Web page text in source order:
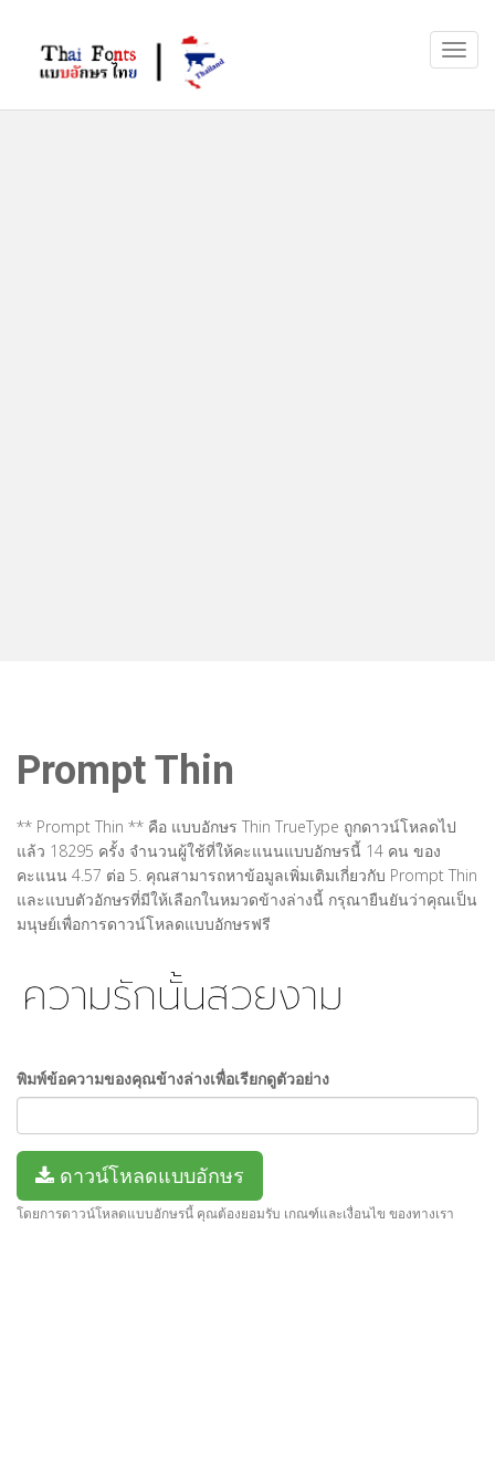
Prompt Thin
** Prompt Thin ** คือ แบบอักษร Thin TrueType ถูกดาวน์โหลดไป
แล้ว 18295 ครั้ง จำนวนผู้ใช้ที่ให้คะแนนแบบอักษรนี้ 14 คน ของ
คะแนน 4.57 ต่อ 5. คุณสามารถหาข้อมูลเพิ่มเติมเกี่ยวกับ Prompt Thin
และแบบตัวอักษรที่มีให้เลือกในหมวดข้างล่างนี้ กรุณายืนยันว่าคุณเป็น
มนุษย์เพื่อการดาวน์โหลดแบบอักษรฟรี
พิมพ์ข้อความของคุณข้างล่างเพื่อเรียกดูตัวอย่าง
ดาวน์โหลดแบบอักษร
โดยการดาวน์โหลดแบบอักษรนี้ คุณต้องยอมรับ เกณฑ์และเงื่อนไข ของทางเรา